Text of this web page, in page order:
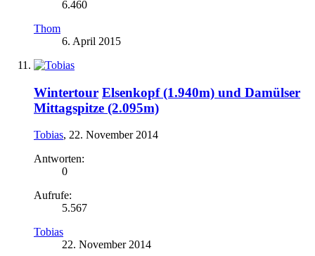
6.460
Thom
6. April 2015
Wintertour Elsenkopf (1.940m) und Damülser
Mittagspitze (2.095m)
Tobias, 22. November 2014
Antworten:
0
Aufrufe:
5.567
Tobias
22. November 2014